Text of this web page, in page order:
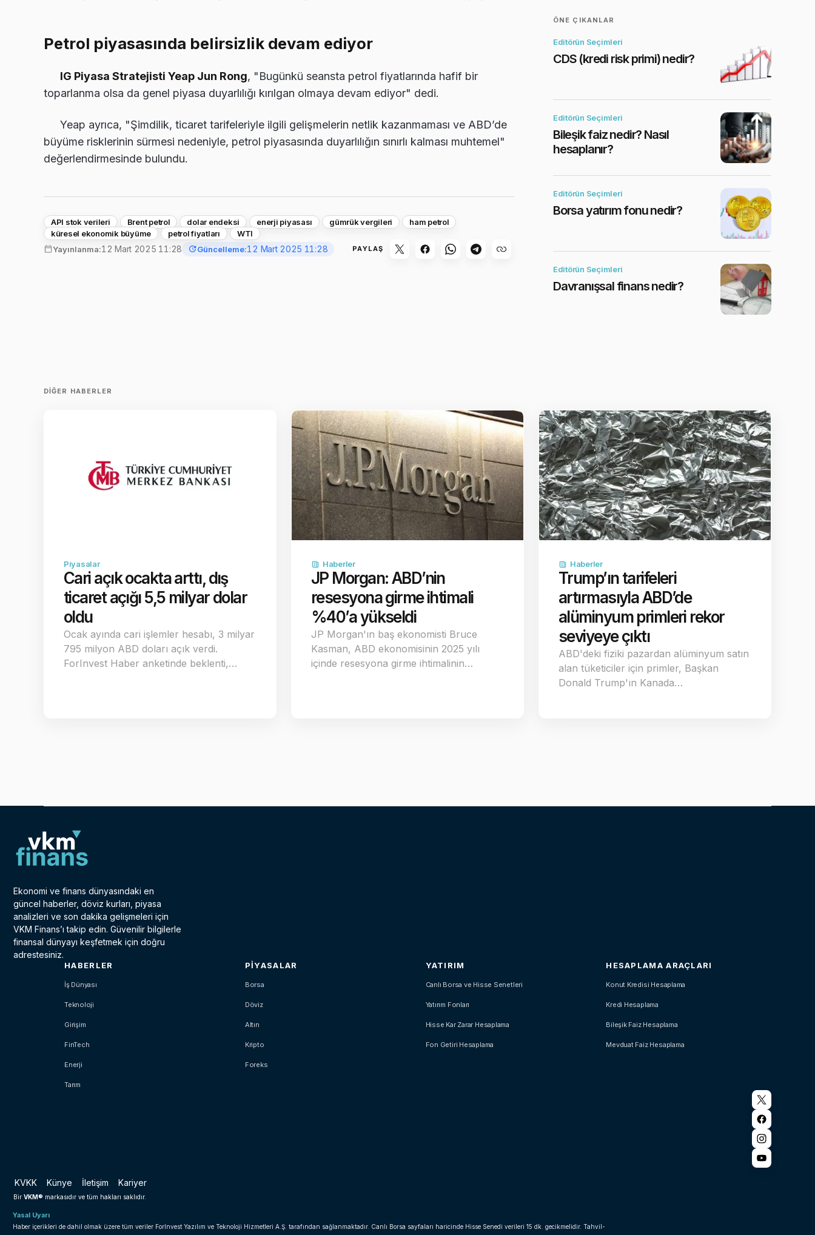
Petrol piyasasında belirsizlik devam ediyor
IG Piyasa Stratejisti Yeap Jun Rong, "Bugünkü seansta petrol fiyatlarında hafif bir
toparlanma olsa da genel piyasa duyarlılığı kırılgan olmaya devam ediyor" dedi.
Yeap ayrıca, "Şimdilik, ticaret tarifeleriyle ilgili gelişmelerin netlik kazanmaması ve ABD’de
büyüme risklerinin sürmesi nedeniyle, petrol piyasasında duyarlılığın sınırlı kalması muhtemel"
değerlendirmesinde bulundu.
API stok verileri Brent petrol dolar endeksi enerji piyasası gümrük vergileri
ham petrol
küresel ekonomik büyüme
petrol fiyatları
WTI
Yayınlanma:12 Mart 2025 11:28 Güncelleme:12 Mart 2025 11:28 PAYLAŞ
ÖNE ÇIKANLAR
Editörün Seçimleri
CDS (kredi risk primi) nedir?
Editörün Seçimleri
Bileşik faiz nedir? Nasıl
hesaplanır?
Editörün Seçimleri
Borsa yatırım fonu nedir?
Editörün Seçimleri
Davranışsal finans nedir?
DIĞER HABERLER
Piyasalar
Cari açık ocakta arttı, dış
ticaret açığı 5,5 milyar dolar
oldu
Ocak ayında cari işlemler hesabı, 3 milyar
795 milyon ABD doları açık verdi.
ForInvest Haber anketinde beklenti,…
Haberler
JP Morgan: ABD’nin
resesyona girme ihtimali
%40’a yükseldi
JP Morgan'ın baş ekonomisti Bruce
Kasman, ABD ekonomisinin 2025 yılı
içinde resesyona girme ihtimalinin…
Haberler
Trump’ın tarifeleri
artırmasıyla ABD’de
alüminyum primleri rekor
seviyeye çıktı
ABD'deki fiziki pazardan alüminyum satın
alan tüketiciler için primler, Başkan
Donald Trump'ın Kanada…
Ekonomi ve finans dünyasındaki en
güncel haberler, döviz kurları, piyasa
analizleri ve son dakika gelişmeleri için
VKM Finans’ı takip edin. Güvenilir bilgilerle
finansal dünyayı keşfetmek için doğru
adrestesiniz.
HABERLER
İş Dünyası
Teknoloji
Girişim
FinTech
Enerji
Tarım
PIYASALAR
Borsa
Döviz
Altın
Kripto
Foreks
YATIRIM
Canlı Borsa ve Hisse Senetleri
Yatırım Fonları
Hisse Kar Zarar Hesaplama
Fon Getiri Hesaplama
HESAPLAMA ARAÇLARI
Konut Kredisi Hesaplama
Kredi Hesaplama
Bileşik Faiz Hesaplama
Mevduat Faiz Hesaplama
KVKK Künye İletişim Kariyer
Bir VKM® markasıdır ve tüm hakları saklıdır.
Yasal Uyarı
Haber içerikleri de dahil olmak üzere tüm veriler ForInvest Yazılım ve Teknoloji Hizmetleri A.Ş. tarafından sağlanmaktadır. Canlı Borsa sayfaları haricinde Hisse Senedi verileri 15 dk. gecikmelidir. Tahvil-